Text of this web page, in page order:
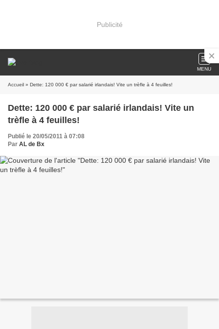
Publicité
MENU
Accueil » Dette: 120 000 € par salarié irlandais! Vite un trèfle à 4 feuilles!
Dette: 120 000 € par salarié irlandais! Vite un
trèfle à 4 feuilles!
Publié le 20/05/2011 à 07:08
Par AL de Bx